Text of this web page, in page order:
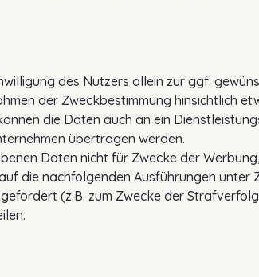
des Nutzers allein zur ggf.
der Zweckbestimmung hinsichtlich
die Daten auch an ein
übertragen werden.
Daten nicht für Zwecke der
die nachfolgenden Ausführungen unter
(z.B. zum Zwecke der